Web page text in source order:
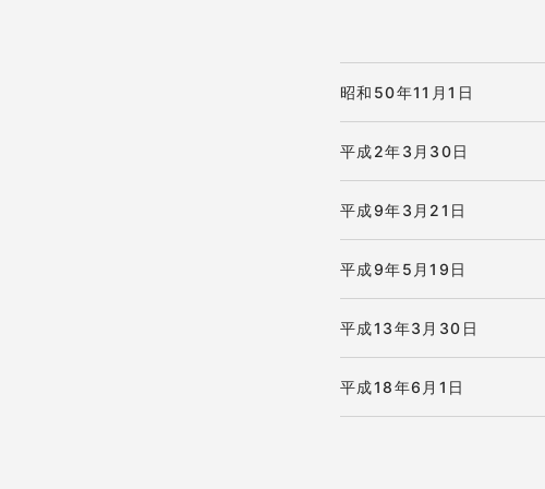
昭和50年11月1日
平成2年3月30日
平成9年3月21日
平成9年5月19日
平成13年3月30日
平成18年6月1日